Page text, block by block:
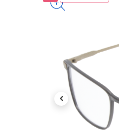
Previous